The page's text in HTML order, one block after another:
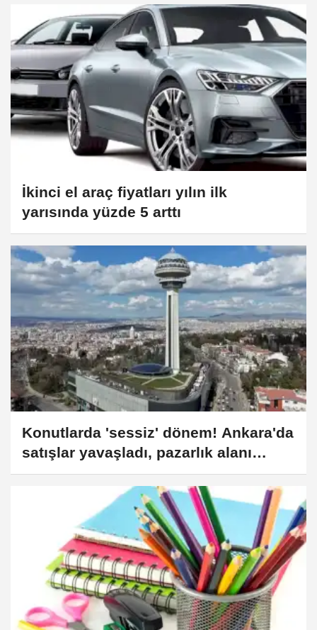
İkinci el araç fiyatları yılın ilk
yarısında yüzde 5 arttı
Konutlarda 'sessiz' dönem! Ankara'da
satışlar yavaşladı, pazarlık alanı
genişledi